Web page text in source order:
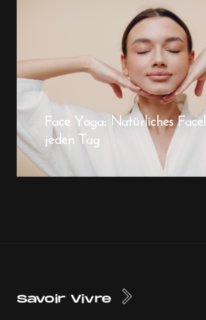
Face Yoga: Natürliches
jeden Tag
Savoir Vivre